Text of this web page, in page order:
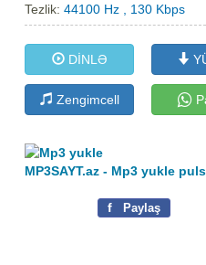
Tezlik:44100 Hz , 130 Kbps
DİNLƏ
Zengimcell
MP3SAYT.az - Mp3 yukle
f Paylaş